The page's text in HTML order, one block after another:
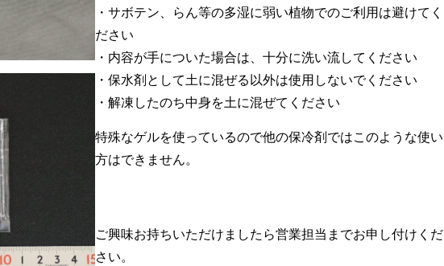
・サボテン、らん等の多湿に弱い植物でのご利用は避けてく
ださい
・内容が手についた場合は、十分に洗い流してください
・保水剤として土に混ぜる以外は使用しないでください
・解凍したのち中身を土に混ぜてください
特殊なゲルを使っているので他の保冷剤ではこのような使い
方はできません。
ご興味お持ちいただけましたら営業担当までお申し付けくだ
さい。